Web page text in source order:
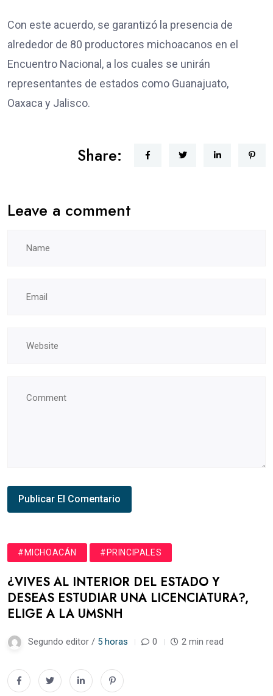
Con este acuerdo, se garantizó la presencia de
alrededor de 80 productores michoacanos en el
Encuentro Nacional, a los cuales se unirán
representantes de estados como Guanajuato,
Oaxaca y Jalisco.
Share:
Leave a comment
#MICHOACÁN #PRINCIPALES
¿VIVES AL INTERIOR DEL ESTADO Y
DESEAS ESTUDIAR UNA LICENCIATURA?,
ELIGE A LA UMSNH
Segundo editor / 5 horas 0 2 min read